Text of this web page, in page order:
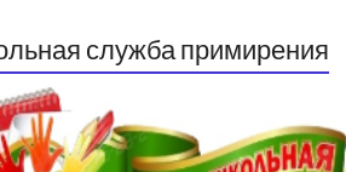
служба примирения